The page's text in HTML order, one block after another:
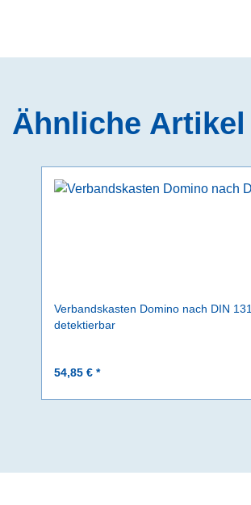
Ähnliche Artikel
Verbandskasten Domino nach DIN
detektierbar
54,85 € *